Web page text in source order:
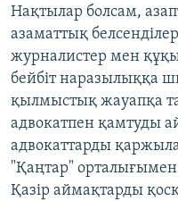
Нақтылар болсам,
азаматтық
журналистер мен
бейбіт наразылыққа
қылмыстық жауапқа
адвокатпен қамтуды
адвокаттарды
"Қаңтар" орталығымен
Қазір аймақтарды